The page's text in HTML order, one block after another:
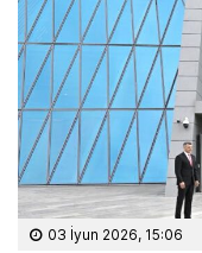
03 İyun 2026, 15:06